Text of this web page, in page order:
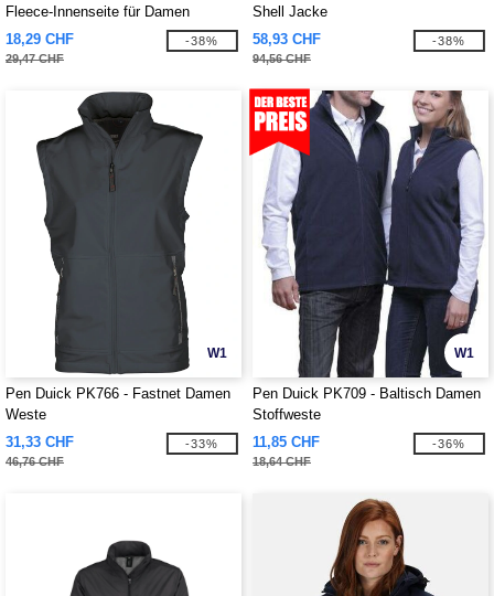
Fleece-Innenseite für Damen
18,29 CHF
29,47 CHF
-38%
Shell Jacke
58,93 CHF
94,56 CHF
-38%
W1
Pen Duick PK766 - Fastnet Damen
Weste
31,33 CHF
46,76 CHF
-33%
W1
Pen Duick PK709 - Baltisch Damen
Stoffweste
11,85 CHF
18,64 CHF
-36%